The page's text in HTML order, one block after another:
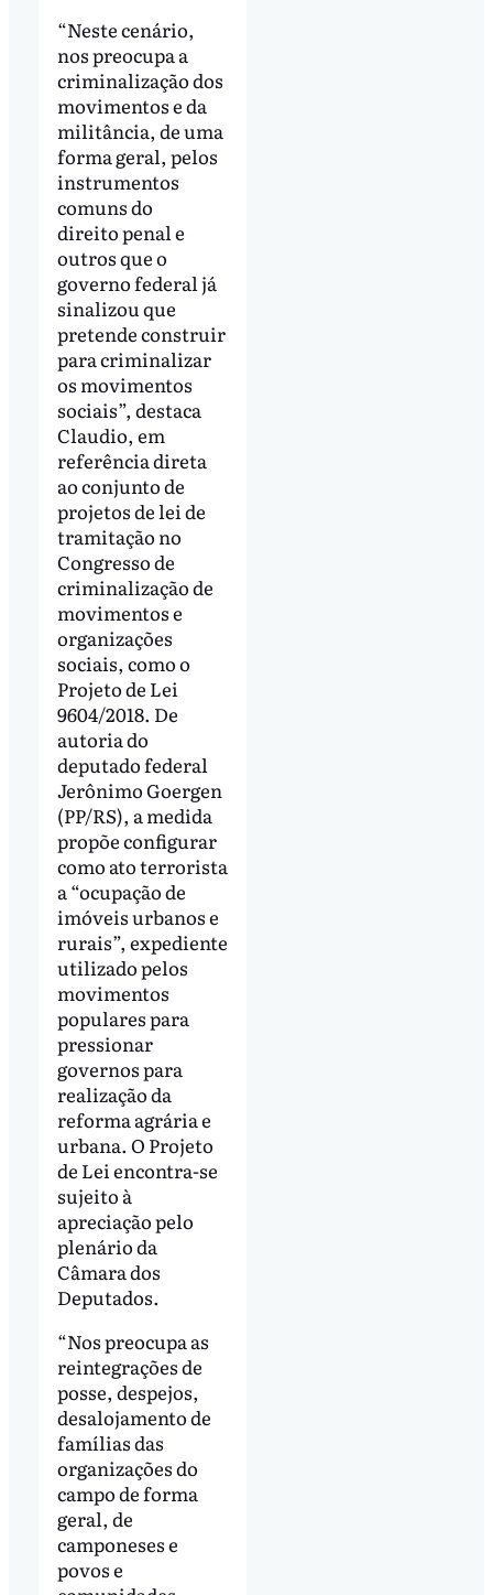
“Neste cenário,
nos preocupa a
criminalização dos
movimentos e da
militância, de uma
forma geral, pelos
instrumentos
comuns do
direito penal e
outros que o
governo federal já
sinalizou que
pretende construir
para criminalizar
os movimentos
sociais”, destaca
Claudio, em
referência direta
ao conjunto de
projetos de lei de
tramitação no
Congresso de
criminalização de
movimentos e
organizações
sociais, como o
Projeto de Lei
9604/2018. De
autoria do
deputado federal
Jerônimo Goergen
(PP/RS), a medida
propõe configurar
como ato terrorista
a “ocupação de
imóveis urbanos e
rurais”, expediente
utilizado pelos
movimentos
populares para
pressionar
governos para
realização da
reforma agrária e
urbana. O Projeto
de Lei encontra-se
sujeito à
apreciação pelo
plenário da
Câmara dos
Deputados.
“Nos preocupa as
reintegrações de
posse, despejos,
desalojamento de
famílias das
organizações do
campo de forma
geral, de
camponeses e
povos e